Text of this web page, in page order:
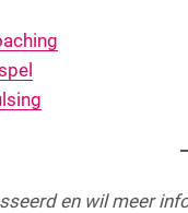
en wil meer